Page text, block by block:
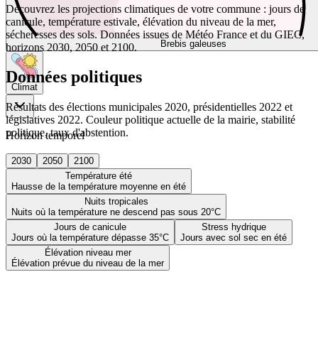
Brebis galeuses
Climat
Horizon temporel
2030 2050
2100
Température été
Hausse de la température moyenne en été
Nuits tropicales
Nuits où la température ne descend pas sous 20°C
Jours de canicule
Jours où la température dépasse 35°C
Stress hydrique
Jours avec sol sec en été
Élévation niveau mer
Élévation prévue du niveau de la mer
Découvrez les projections climatiques de votre commune : jours de
canicule, température estivale, élévation du niveau de la mer,
sécheresses des sols. Données issues de Météo France et du GIEC,
horizons 2030, 2050 et 2100.
Données politiques
Résultats des élections municipales 2020, présidentielles 2022 et
législatives 2022. Couleur politique actuelle de la mairie, stabilité
politique, taux d'abstention.